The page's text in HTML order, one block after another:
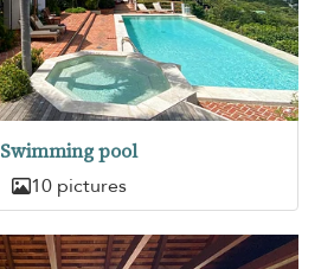
Swimming pool
10 pictures